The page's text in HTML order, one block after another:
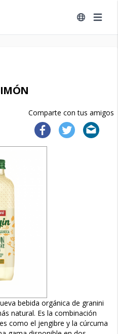
Comparte con tus amigos
bebida orgánica de granini
natural. Es la combinación
como el jengibre y la cúrcuma